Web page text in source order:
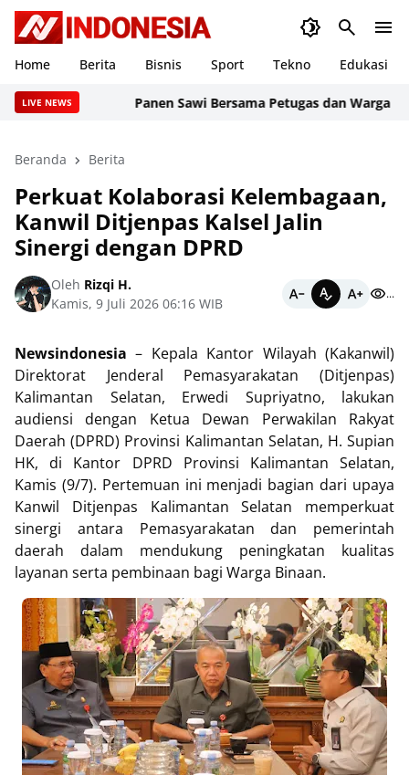
Home Berita Bisnis Sport Tekno Edukasi
LIVE NEWS Panen Sawi Bersama Petugas dan Warga
Beranda Berita
Perkuat Kolaborasi Kelembagaan,
Kanwil Ditjenpas Kalsel Jalin
Sinergi dengan DPRD
Oleh Rizqi H.
Kamis, 9 Juli 2026 06:16 WIB
...
Newsindonesia – Kepala Kantor Wilayah (Kakanwil)
Direktorat Jenderal Pemasyarakatan (Ditjenpas)
Kalimantan Selatan, Erwedi Supriyatno, lakukan
audiensi dengan Ketua Dewan Perwakilan Rakyat
Daerah (DPRD) Provinsi Kalimantan Selatan, H. Supian
HK, di Kantor DPRD Provinsi Kalimantan Selatan,
Kamis (9/7). Pertemuan ini menjadi bagian dari upaya
Kanwil Ditjenpas Kalimantan Selatan memperkuat
sinergi antara Pemasyarakatan dan pemerintah
daerah dalam mendukung peningkatan kualitas
layanan serta pembinaan bagi Warga Binaan.